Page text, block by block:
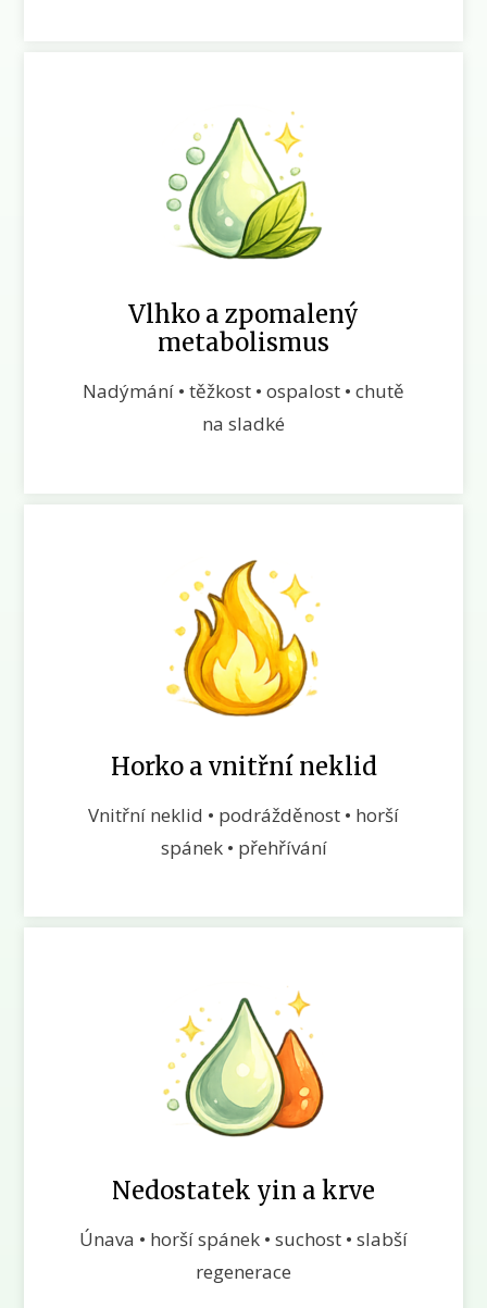
Vlhko a zpomalený
metabolismus
Nadýmání • těžkost • ospalost • chutě
na sladké
Horko a vnitřní neklid
Vnitřní neklid • podrážděnost • horší
spánek • přehřívání
Nedostatek yin a krve
Únava • horší spánek • suchost • slabší
regenerace